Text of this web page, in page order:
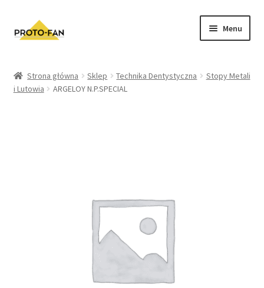
Menu
Kursy Stomatologiczne
Strona główna Sklep Technika Dentystyczna
Stopy Metali
i Lutowia
ARGELOY N.P.SPECIAL